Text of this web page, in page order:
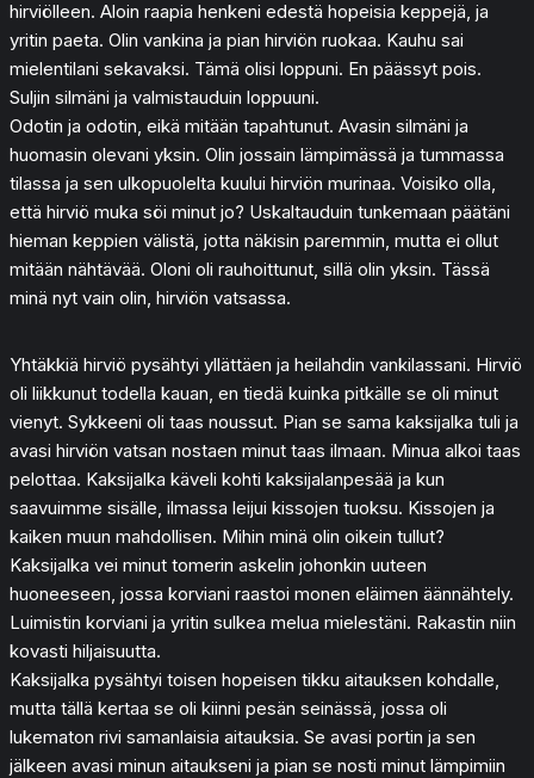
hirviölleen. Aloin raapia henkeni edestä hopeisia keppejä, ja
yritin paeta. Olin vankina ja pian hirviön ruokaa. Kauhu sai
mielentilani sekavaksi. Tämä olisi loppuni. En päässyt pois.
Suljin silmäni ja valmistauduin loppuuni.
Odotin ja odotin, eikä mitään tapahtunut. Avasin silmäni ja
huomasin olevani yksin. Olin jossain lämpimässä ja tummassa
tilassa ja sen ulkopuolelta kuului hirviön murinaa. Voisiko olla,
että hirviö muka söi minut jo? Uskaltauduin tunkemaan päätäni
hieman keppien välistä, jotta näkisin paremmin, mutta ei ollut
mitään nähtävää. Oloni oli rauhoittunut, sillä olin yksin. Tässä
minä nyt vain olin, hirviön vatsassa.
Yhtäkkiä hirviö pysähtyi yllättäen ja heilahdin vankilassani. Hirviö
oli liikkunut todella kauan, en tiedä kuinka pitkälle se oli minut
vienyt. Sykkeeni oli taas noussut. Pian se sama kaksijalka tuli ja
avasi hirviön vatsan nostaen minut taas ilmaan. Minua alkoi taas
pelottaa. Kaksijalka käveli kohti kaksijalanpesää ja kun
saavuimme sisälle, ilmassa leijui kissojen tuoksu. Kissojen ja
kaiken muun mahdollisen. Mihin minä olin oikein tullut?
Kaksijalka vei minut tomerin askelin johonkin uuteen
huoneeseen, jossa korviani raastoi monen eläimen äännähtely.
Luimistin korviani ja yritin sulkea melua mielestäni. Rakastin niin
kovasti hiljaisuutta.
Kaksijalka pysähtyi toisen hopeisen tikku aitauksen kohdalle,
mutta tällä kertaa se oli kiinni pesän seinässä, jossa oli
lukematon rivi samanlaisia aitauksia. Se avasi portin ja sen
jälkeen avasi minun aitaukseni ja pian se nosti minut lämpimiin